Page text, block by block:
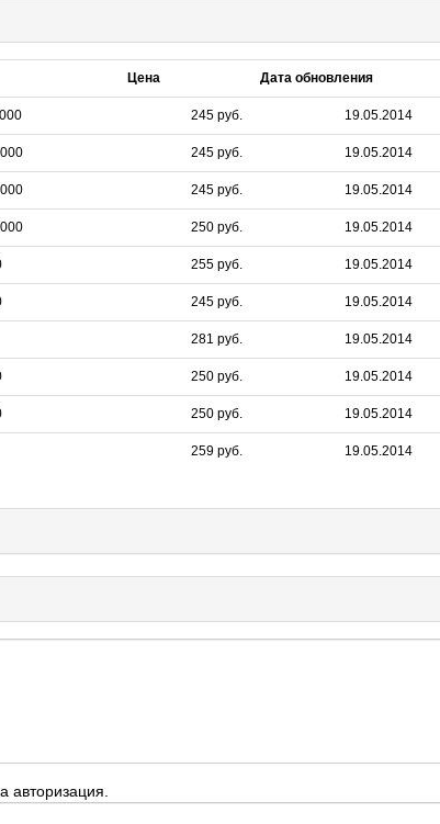
Цена Дата обновления
245 руб. 19.05.2014
245 руб. 19.05.2014
245 руб. 19.05.2014
250 руб. 19.05.2014
255 руб. 19.05.2014
245 руб. 19.05.2014
281 руб. 19.05.2014
250 руб. 19.05.2014
250 руб. 19.05.2014
259 руб. 19.05.2014
авторизация.